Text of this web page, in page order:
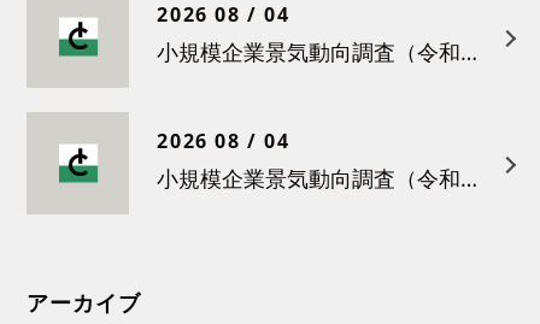
2026 08 / 04
小規模企業景気動向調査（令和８年４月）結果について
2026 08 / 04
小規模企業景気動向調査（令和８年３月）結果について
アーカイブ